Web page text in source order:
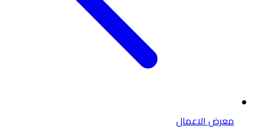
معرض الاعمال